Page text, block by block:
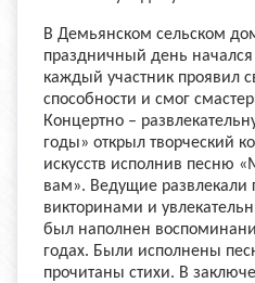
В Демьянском сельском
праздничный день начался
каждый участник проявил
способности и смог
Концертно –
годы» открыл творческий
искусств исполнив песню
вам». Ведущие развлекали
викторинами и
был наполнен
годах. Были исполнены
прочитаны стихи. В